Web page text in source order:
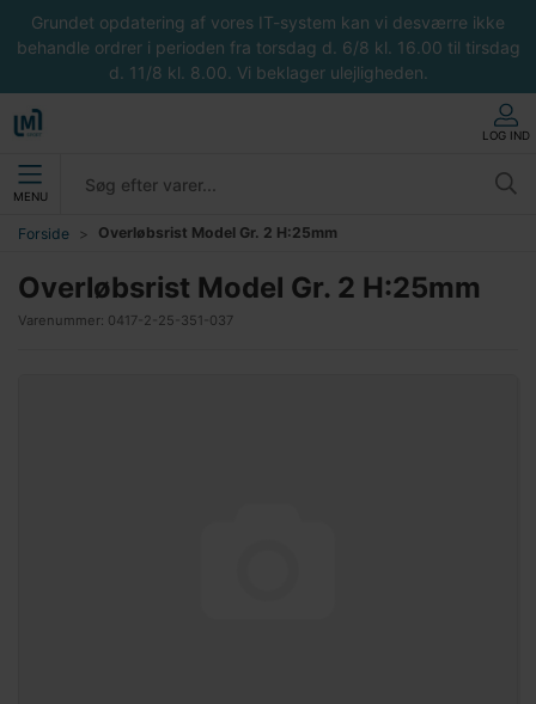
Grundet opdatering af vores IT-system kan vi desværre ikke
behandle ordrer i perioden fra torsdag d. 6/8 kl. 16.00 til tirsdag
d. 11/8 kl. 8.00. Vi beklager ulejligheden.
LOG IND
MENU
Forside Overløbsrist Model Gr. 2 H:25mm
Overløbsrist Model Gr. 2 H:25mm
Varenummer: 0417-2-25-351-037